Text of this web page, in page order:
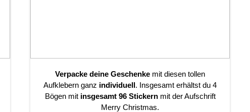
Verpacke deine Geschenke mit diesen tollen
Aufklebern ganz individuell. Insgesamt erhältst du 4
Bögen mit insgesamt 96 Stickernmit der Aufschrift
Merry Christmas.